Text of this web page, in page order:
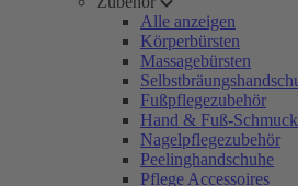
Alle anzeigen
Körperbürsten
Massagebürsten
Fußpflegezubehör
Hand & Fuß-Schmuck
Nagelpflegezubehör
Peelinghandschuhe
Pflege Accessoires